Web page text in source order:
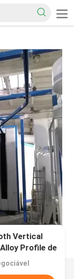
Vertical
Profile de